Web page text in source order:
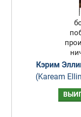
Кэрим
(Kaream